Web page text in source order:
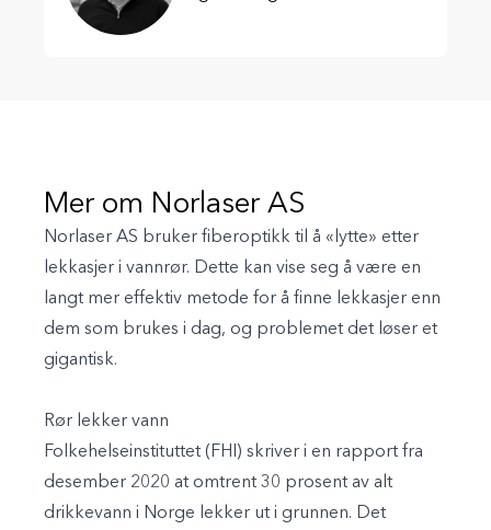
Mer om Norlaser AS
Norlaser AS bruker fiberoptikk til å «lytte» etter
lekkasjer i vannrør. Dette kan vise seg å være en
langt mer effektiv metode for å finne lekkasjer enn
dem som brukes i dag, og problemet det løser et
gigantisk.
Rør lekker vann
Folkehelseinstituttet (FHI) skriver i en rapport fra
desember 2020 at omtrent 30 prosent av alt
drikkevann i Norge lekker ut i grunnen. Det